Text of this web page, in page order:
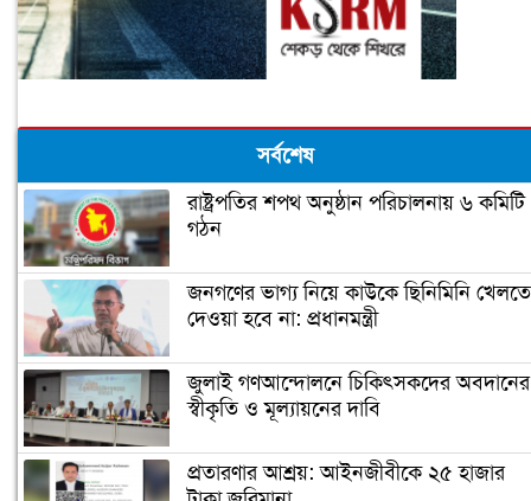
সর্বশেষ
রাষ্ট্রপতির শপথ অনুষ্ঠান পরিচালনায় ৬ কমিটি
গঠন
জনগণের ভাগ্য নিয়ে কাউকে ছিনিমিনি খেলতে
দেওয়া হবে না: প্রধানমন্ত্রী
জুলাই গণআন্দোলনে চিকিৎসকদের অবদানের
স্বীকৃতি ও মূল্যায়নের দাবি
প্রতারণার আশ্রয়: আইনজীবীকে ২৫ হাজার